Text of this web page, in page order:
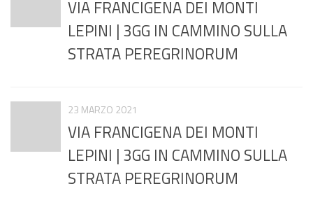
VIA FRANCIGENA DEI MONTI
LEPINI | 3GG IN CAMMINO SULLA
STRATA PEREGRINORUM
23 MARZO 2021
VIA FRANCIGENA DEI MONTI
LEPINI | 3GG IN CAMMINO SULLA
STRATA PEREGRINORUM